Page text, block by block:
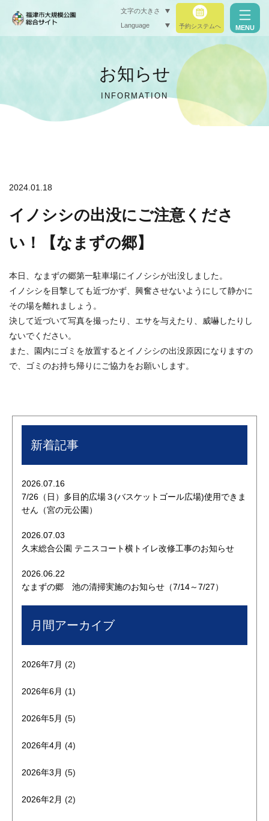
文字の大きさ
Language 予約システムへ MENU
お知らせ
INFORMATION
2024.01.18
イノシシの出没にご注意くださ
い！【なまずの郷】
本日、なまずの郷第一駐車場にイノシシが出没しました。
イノシシを目撃しても近づかず、興奮させないようにして静かに
その場を離れましょう。
決して近づいて写真を撮ったり、エサを与えたり、威嚇したりし
ないでください。
また、園内にゴミを放置するとイノシシの出没原因になりますの
で、ゴミのお持ち帰りにご協力をお願いします。
新着記事
2026.07.16
7/26（日）多目的広場３(バスケットゴール広場)使用できま
せん（宮の元公園）
2026.07.03
久末総合公園 テニスコート横トイレ改修工事のお知らせ
2026.06.22
なまずの郷 池の清掃実施のお知らせ（7/14～7/27）
月間アーカイブ
2026年7月 (2)
2026年6月 (1)
2026年5月 (5)
2026年4月 (4)
2026年3月 (5)
2026年2月 (2)